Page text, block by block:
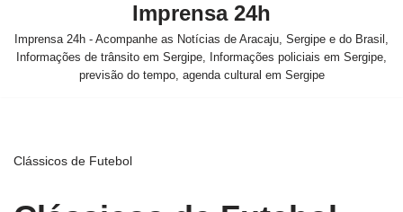
Imprensa 24h
Imprensa 24h - Acompanhe as Notícias de Aracaju, Sergipe e do Brasil,
Informações de trânsito em Sergipe, Informações policiais em Sergipe,
previsão do tempo, agenda cultural em Sergipe
Clássicos de Futebol